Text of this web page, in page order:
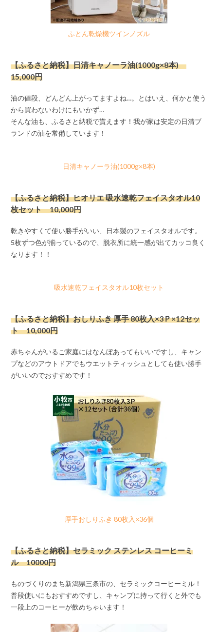
ふとん乾燥機ツインノズル
【ふるさと納税】日清キャノーラ油(1000g×8本)
15,000円
油の値段、どんどん上がってますよね…。とはいえ、何かと使う
から買わないわけにもいかず…
そんな油も、ふるさと納税で貰えます！我が家は安定の日清ブ
ランドの油を常備しています！
日清キャノーラ油(1000g×8本)
【ふるさと納税】ヒオリエ 吸水速乾フェイスタオル10
枚セット 10,000円
乾きやすくて使い勝手がいい、日本製のフェイスタオルです。
5枚ずつ色が揃っているので、脱衣所に統一感が出てカッコ良く
なります！！
吸水速乾フェイスタオル10枚セット
【ふるさと納税】おしりふき 厚手 80枚入×3Ｐ×12セッ
ト 10,000円
赤ちゃんがいるご家庭にはなんぼあってもいいですし、キャン
プなどのアウトドアでもウエットティッシュとしても使い勝手
がいいのでおすすめです！
厚手おしりふき 80枚入×36個
【ふるさと納税】セラミック ステンレス コーヒーミ
ル 10000円
ものづくりのまち新潟県三条市の、セラミックコーヒーミル！
普段使いにもおすすめですし、キャンプに持って行くと外でも
一段上のコーヒーが飲めちゃいます！